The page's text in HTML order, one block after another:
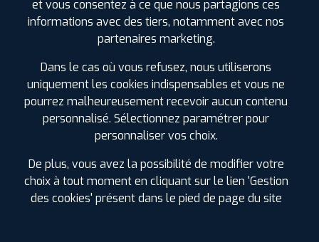
et vous consentez à ce que nous partagions ces
informations avec des tiers, notamment avec nos
partenaires marketing.
Dans le cas où vous refusez, nous utiliserons
uniquement les cookies indispensables et vous ne
pourrez malheureusement recevoir aucun contenu
personnalisé. Sélectionnez paramétrer pour
personnaliser vos choix.
De plus, vous avez la possibilité de modifier votre
choix à tout moment en cliquant sur le lien 'Gestion
des cookies' présent dans le pied de page du site